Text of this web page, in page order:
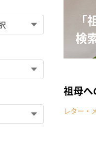
検
祖母
レター・